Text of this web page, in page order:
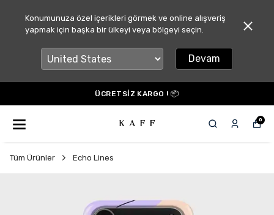
Konumunuza özel içerikleri görmek ve online alışveriş
yapmak için başka bir ülkeyi veya bölgeyi seçin.
Devam
ÜCRETSİZ KARGO ! 📦
0
Tüm Ürünler Echo Lines